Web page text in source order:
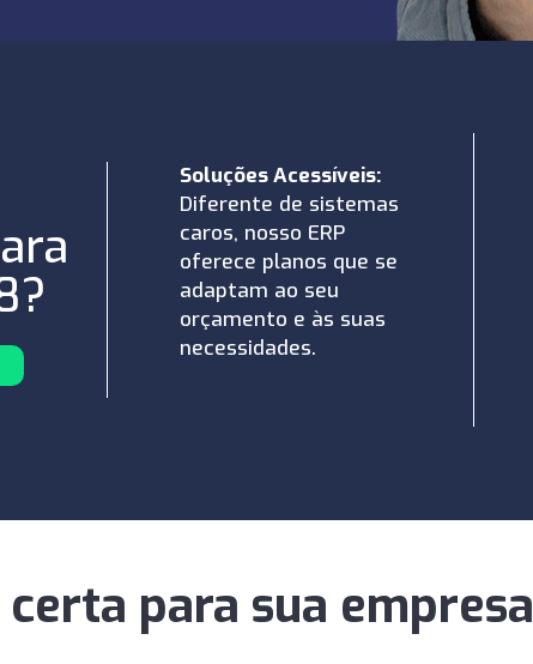
Soluções Acessíveis:
Diferente de sistemas
caros, nosso ERP
oferece planos que se
adaptam ao seu
orçamento e às suas
necessidades.
para sua empresa